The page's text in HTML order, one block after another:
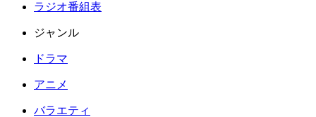
ラジオ番組表
ジャンル
ドラマ
アニメ
バラエティ